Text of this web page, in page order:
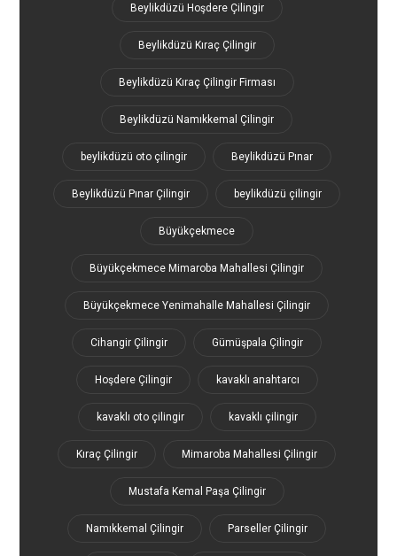
Beylikdüzü Hoşdere Çilingir
Beylikdüzü Kıraç Çilingir
Beylikdüzü Kıraç Çilingir Firması
Beylikdüzü Namıkkemal Çilingir
beylikdüzü oto çilingir Beylikdüzü Pınar
Beylikdüzü Pınar Çilingir beylikdüzü çilingir
Büyükçekmece
Büyükçekmece Mimaroba Mahallesi Çilingir
Büyükçekmece Yenimahalle Mahallesi Çilingir
Cihangir Çilingir Gümüşpala Çilingir
Hoşdere Çilingir kavaklı anahtarcı
kavaklı oto çilingir kavaklı çilingir
Kıraç Çilingir Mimaroba Mahallesi Çilingir
Mustafa Kemal Paşa Çilingir
Namıkkemal Çilingir Parseller Çilingir